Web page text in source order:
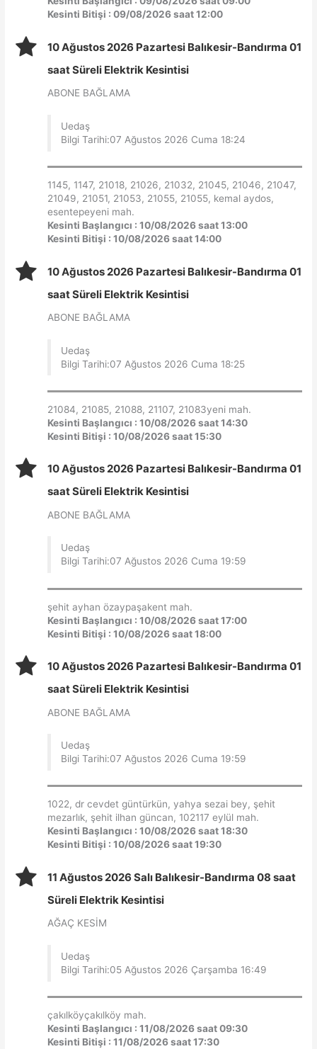
Kesinti Bitişi : 09/08/2026 saat 12:00
10 Ağustos 2026 Pazartesi Balıkesir-Bandırma 01
saat Süreli Elektrik Kesintisi
ABONE BAĞLAMA
Uedaş
Bilgi Tarihi:07 Ağustos 2026 Cuma 18:24
1145, 1147, 21018, 21026, 21032, 21045, 21046, 21047,
21049, 21051, 21053, 21055, 21055, kemal aydos,
esentepeyeni mah.
Kesinti Başlangıcı : 10/08/2026 saat 13:00
Kesinti Bitişi : 10/08/2026 saat 14:00
10 Ağustos 2026 Pazartesi Balıkesir-Bandırma 01
saat Süreli Elektrik Kesintisi
ABONE BAĞLAMA
Uedaş
Bilgi Tarihi:07 Ağustos 2026 Cuma 18:25
21084, 21085, 21088, 21107, 21083yeni mah.
Kesinti Başlangıcı : 10/08/2026 saat 14:30
Kesinti Bitişi : 10/08/2026 saat 15:30
10 Ağustos 2026 Pazartesi Balıkesir-Bandırma 01
saat Süreli Elektrik Kesintisi
ABONE BAĞLAMA
Uedaş
Bilgi Tarihi:07 Ağustos 2026 Cuma 19:59
şehit ayhan özaypaşakent mah.
Kesinti Başlangıcı : 10/08/2026 saat 17:00
Kesinti Bitişi : 10/08/2026 saat 18:00
10 Ağustos 2026 Pazartesi Balıkesir-Bandırma 01
saat Süreli Elektrik Kesintisi
ABONE BAĞLAMA
Uedaş
Bilgi Tarihi:07 Ağustos 2026 Cuma 19:59
1022, dr cevdet güntürkün, yahya sezai bey, şehit
mezarlık, şehit ilhan güncan, 102117 eylül mah.
Kesinti Başlangıcı : 10/08/2026 saat 18:30
Kesinti Bitişi : 10/08/2026 saat 19:30
11 Ağustos 2026 Salı Balıkesir-Bandırma 08 saat
Süreli Elektrik Kesintisi
AĞAÇ KESİM
Uedaş
Bilgi Tarihi:05 Ağustos 2026 Çarşamba 16:49
çakılköyçakılköy mah.
Kesinti Başlangıcı : 11/08/2026 saat 09:30
Kesinti Bitişi : 11/08/2026 saat 17:30